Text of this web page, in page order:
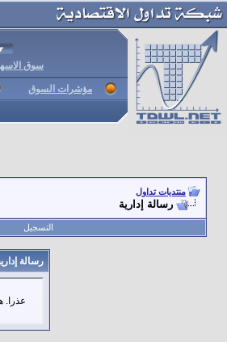
سوق
مؤشرات السوق
منتديات تداول
رسالة إدارية
التسجيل
رسالة
عذرا.